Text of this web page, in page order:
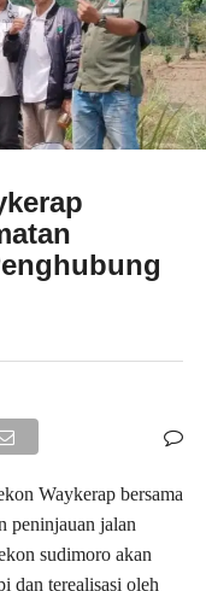
Waykerap bersama
peninjauan jalan
sudimoro akan
dan terealisasi oleh